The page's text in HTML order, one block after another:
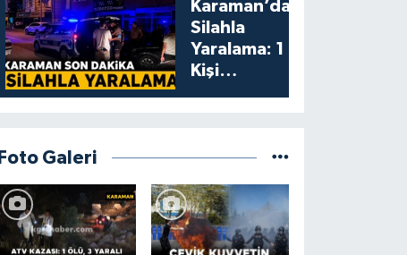
artıklarını
kamelyada
bıraktılar
Karaman’da
Silahla
Yaralama: 1
Kişi
Foto Galeri